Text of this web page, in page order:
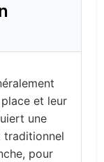
et leur
une
traditionnel
pour